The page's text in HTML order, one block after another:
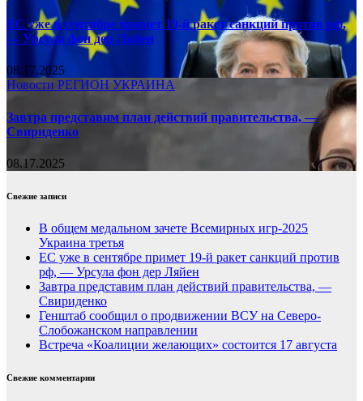
ЕС уже в сентябре примет 19-й ракет санкций против рф,
— Урсула фон дер Ляйен
08.17.2025
Новости РЕГИОН УКРАИНА
Завтра представим план действий правительства, —
Свириденко
08.17.2025
Свежие записи
В общем медальном зачете Всемирных игр-2025
Украина третья
ЕС уже в сентябре примет 19-й ракет санкций против
рф, — Урсула фон дер Ляйен
Завтра представим план действий правительства, —
Свириденко
Генштаб сообщил о продвижении ВСУ на Северо-
Слобожанском направлении
Встреча «Коалиции желающих» состоится 17 августа
Свежие комментарии